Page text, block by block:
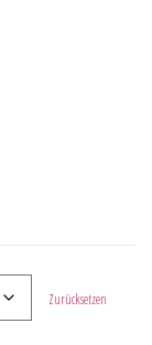
Zurücksetzen